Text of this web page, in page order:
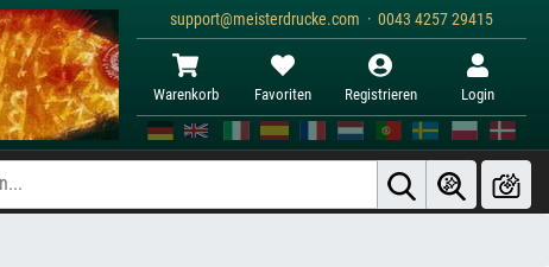
support@meisterdrucke.com · 0043 4257 29415
Warenkorb Favoriten Registrieren Login